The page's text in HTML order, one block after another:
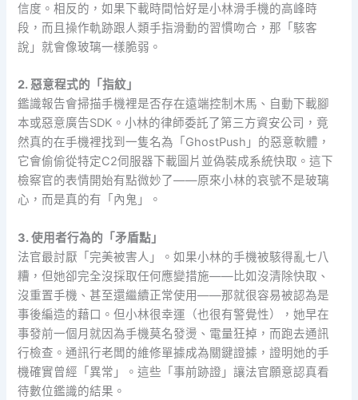
信度。相反的，如果下載時間恰好是小林滑手機的高峰時
段，而且操作軌跡跟人類手指滑動的習慣吻合，那「駭客
說」就會像玻璃一樣脆弱。
2. 惡意程式的「指紋」
鑑識報告會掃描手機裡是否存在遠端控制木馬、自動下載腳
本或惡意廣告SDK。小林的律師委託了第三方資安公司，竟
然真的在手機裡找到一隻名為「GhostPush」的惡意軟體，
它會偷偷從特定C2伺服器下載圖片並偽裝成系統快取。這下
檢察官的表情開始有點微妙了——原來小林的哀號不是玻璃
心，而是真的有「內鬼」。
3. 使用者行為的「矛盾點」
法官最討厭「完美被害人」。如果小林的手機被駭得亂七八
糟，但她卻完全沒採取任何應變措施——比如沒清除快取、
沒重置手機、甚至還繼續正常使用——那就很容易被認為是
事後編造的藉口。但小林很幸運（也很有警覺性），她早在
事發前一個月就因為手機莫名發燙、電量狂掉，而跑去通訊
行檢查。通訊行老闆的維修單據成為關鍵證據，證明她的手
機確實曾經「異常」。這些「事前跡證」讓法官願意認真看
待數位鑑識的結果。